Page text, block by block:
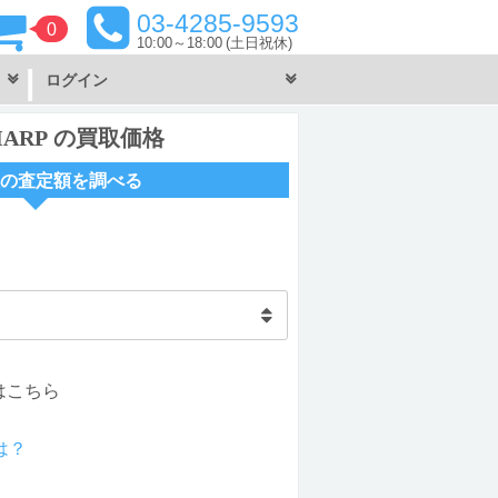
03-4285-9593
10:00～18:00 (土日祝休)
0
ログイン
の買取価格
査定額を調べる
こちら
？